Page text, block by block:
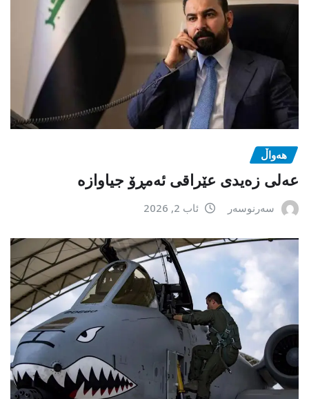
هەواڵ
عەلی زەیدی عێراقی ئەمڕۆ جیاوازە
سەرنوسەر ئاب 2, 2026